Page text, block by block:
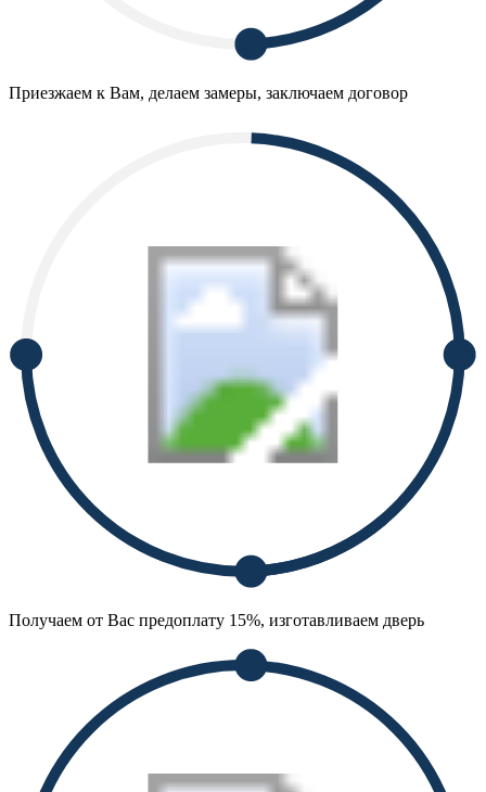
Приезжаем к Вам, делаем замеры, заключаем договор
Получаем от Вас предоплату 15%, изготавливаем дверь